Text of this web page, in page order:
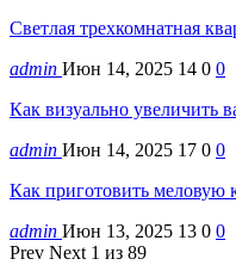
Светлая трехкомнатная
admin Июн 14, 2025 14 0 0
Как визуально увеличить
admin Июн 14, 2025 17 0 0
Как приготовить меловую
admin Июн 13, 2025 13 0 0
Prev Next 1 из 89